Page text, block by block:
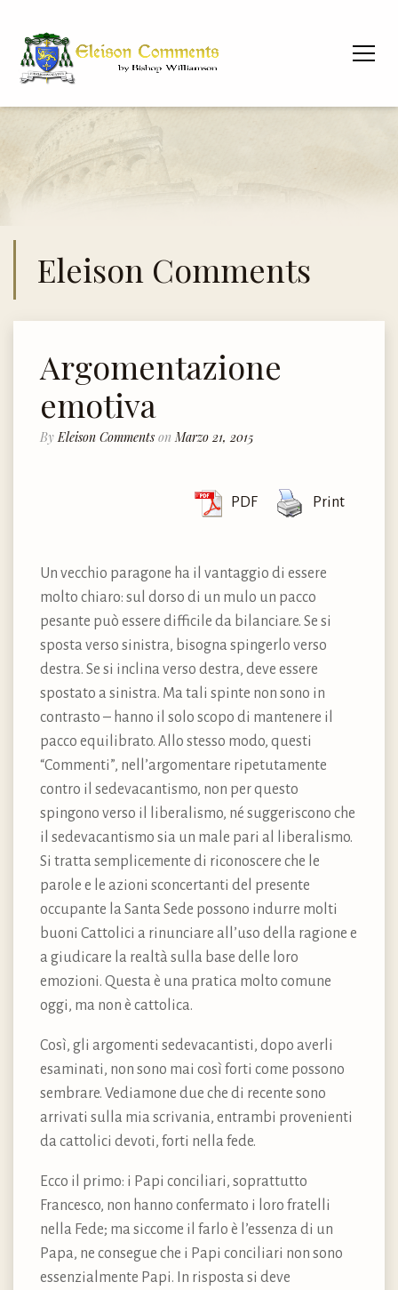
Eleison Comments
Argomentazione
emotiva
By Eleison Comments on Marzo 21, 2015
PDF Print
Un vecchio paragone ha il vantaggio di essere
molto chiaro: sul dorso di un mulo un pacco
pesante può essere difficile da bilanciare. Se si
sposta verso sinistra, bisogna spingerlo verso
destra. Se si inclina verso destra, deve essere
spostato a sinistra. Ma tali spinte non sono in
contrasto – hanno il solo scopo di mantenere il
pacco equilibrato. Allo stesso modo, questi
“Commenti”, nell’argomentare ripetutamente
contro il sedevacantismo, non per questo
spingono verso il liberalismo, né suggeriscono che
il sedevacantismo sia un male pari al liberalismo.
Si tratta semplicemente di riconoscere che le
parole e le azioni sconcertanti del presente
occupante la Santa Sede possono indurre molti
buoni Cattolici a rinunciare all’uso della ragione e
a giudicare la realtà sulla base delle loro
emozioni. Questa è una pratica molto comune
oggi, ma non è cattolica.
Così, gli argomenti sedevacantisti, dopo averli
esaminati, non sono mai così forti come possono
sembrare. Vediamone due che di recente sono
arrivati sulla mia scrivania, entrambi provenienti
da cattolici devoti, forti nella fede.
Ecco il primo: i Papi conciliari, soprattutto
Francesco, non hanno confermato i loro fratelli
nella Fede; ma siccome il farlo è l’essenza di un
Papa, ne consegue che i Papi conciliari non sono
essenzialmente Papi. In risposta si deve